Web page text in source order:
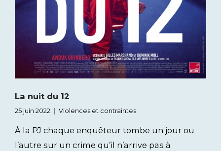
La nuit du 12
25 juin 2022 Violences et contraintes
À la PJ chaque enquêteur tombe un jour ou
l’autre sur un crime qu’il n’arrive pas à